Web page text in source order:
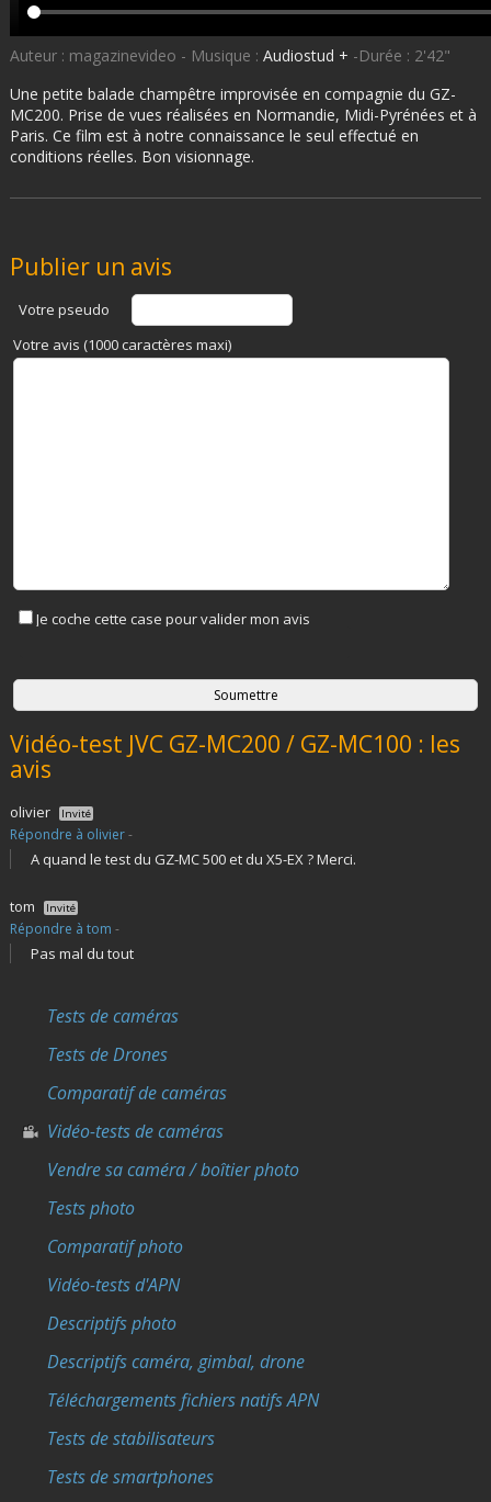
Auteur : magazinevideo - Musique : Audiostud + -Durée : 2'42"
Une petite balade champêtre improvisée en compagnie du GZ-
MC200. Prise de vues réalisées en Normandie, Midi-Pyrénées et à
Paris. Ce film est à notre connaissance le seul effectué en
conditions réelles. Bon visionnage.
Publier un avis
Votre pseudo
Votre avis (1000 caractères maxi)
Je coche cette case pour valider mon avis
Vidéo-test JVC GZ-MC200 / GZ-MC100 : les
avis
olivier Invité
Répondre à olivier-
A quand le test du GZ-MC 500 et du X5-EX ? Merci.
tom Invité
Répondre à tom -
Pas mal du tout
Tests de caméras
Tests de Drones
Comparatif de caméras
Vidéo-tests de caméras
Vendre sa caméra / boîtier photo
Tests photo
Comparatif photo
Vidéo-tests d'APN
Descriptifs photo
Descriptifs caméra, gimbal, drone
Téléchargements fichiers natifs APN
Tests de stabilisateurs
Tests de smartphones